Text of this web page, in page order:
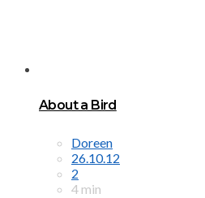
About a Bird
Doreen
26.10.12
2
4 min